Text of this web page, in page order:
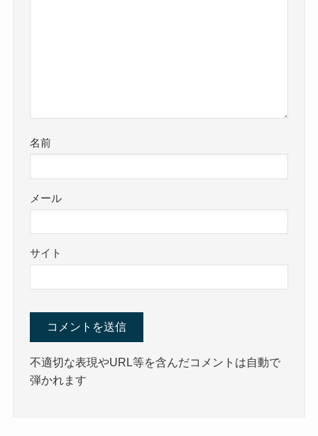
名前
メール
サイト
不適切な表現やURL等を含んだコメントは自動で
弾かれます